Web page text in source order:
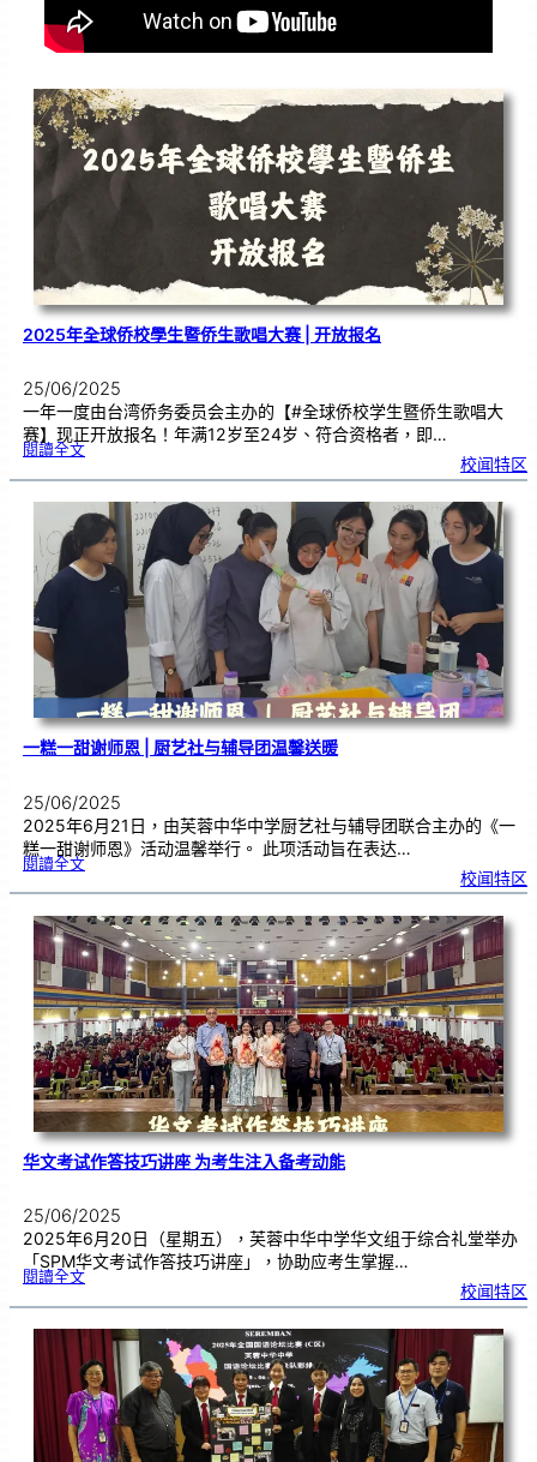
2025年全球侨校學生暨侨生歌唱大赛 | 开放报名
25/06/2025
一年一度由台湾侨务委员会主办的【#全球侨校学生暨侨生歌唱大
赛】现正开放报名！年满12岁至24岁、符合资格者，即…
閱讀全文:2
5
全
球
侨
生
暨
侨
生
歌
唱
校闻特区
一糕一甜谢师恩 | 厨艺社与辅导团温馨送暖
25/06/2025
2025年6月21日，由芙蓉中华中学厨艺社与辅导团联合主办的《一
糕一甜谢师恩》活动温馨举行。 此项活动旨在表达…
閱讀全文:一
甜
师
恩
|厨
艺
社
与
辅
导
团
温
馨
送
暖
校闻特区
华文考试作答技巧讲座 为考生注入备考动能
25/06/2025
2025年6月20日（星期五），芙蓉中华中学华文组于综合礼堂举办
「SPM华文考试作答技巧讲座」，协助应考生掌握…
閱讀全文:华
试
答
技
座
为
考
生
注
入
备
考
动
能
校闻特区